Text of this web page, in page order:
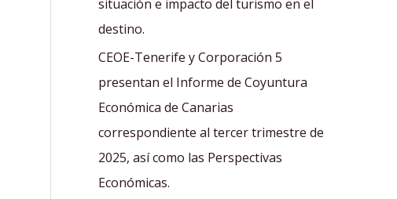
situación e impacto del turismo en el
destino.
CEOE-Tenerife y Corporación 5
presentan el Informe de Coyuntura
Económica de Canarias
correspondiente al tercer trimestre de
2025, así como las Perspectivas
Económicas.